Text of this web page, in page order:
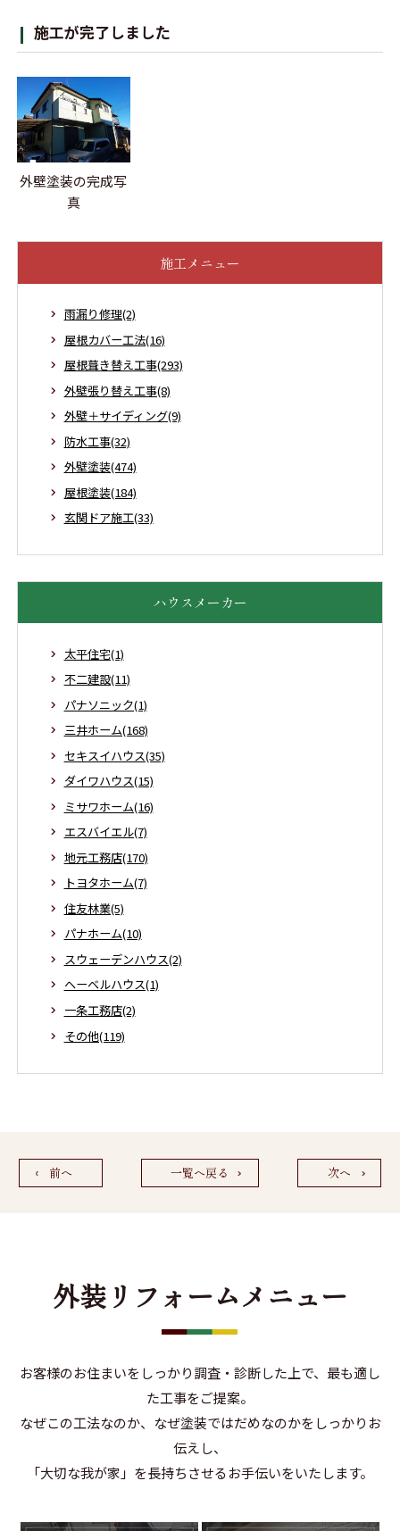
施工が完了しました
外壁塗装の完成写
真
施工メニュー
雨漏り修理(2)
屋根カバー工法(16)
屋根葺き替え工事(293)
外壁張り替え工事(8)
外壁＋サイディング(9)
防水工事(32)
外壁塗装(474)
屋根塗装(184)
玄関ドア施工(33)
ハウスメーカー
太平住宅(1)
不二建設(11)
パナソニック(1)
三井ホーム(168)
セキスイハウス(35)
ダイワハウス(15)
ミサワホーム(16)
エスバイエル(7)
地元工務店(170)
トヨタホーム(7)
住友林業(5)
パナホーム(10)
スウェーデンハウス(2)
ヘーベルハウス(1)
一条工務店(2)
その他(119)
前へ 一覧へ戻る 次へ
外装リフォームメニュー
お客様のお住まいをしっかり調査・診断した上で、最も適し
た工事をご提案。
なぜこの工法なのか、なぜ塗装ではだめなのかをしっかりお
伝えし、
「大切な我が家」を長持ちさせるお手伝いをいたします。